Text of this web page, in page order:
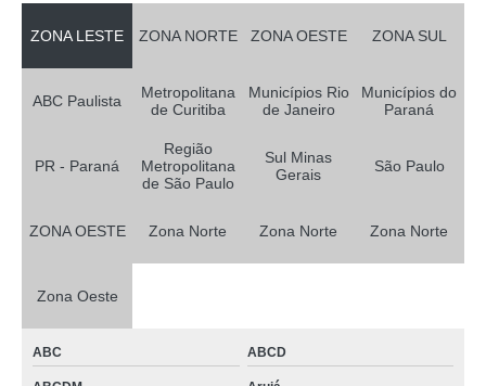
ZONA LESTE ZONA NORTE ZONA OESTE ZONA SUL
ABC Paulista
Metropolitana
de Curitiba
Municípios Rio
de Janeiro
Municípios do
Paraná
PR - Paraná
Região
Metropolitana
de São Paulo
Sul Minas
Gerais
São Paulo
ZONA OESTE Zona Norte Zona Norte Zona Norte
Zona Oeste
ABC ABCD